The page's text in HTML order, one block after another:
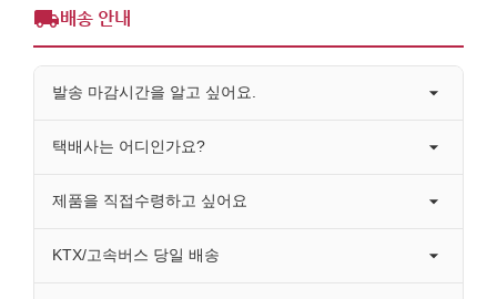
배송 안내
발송 마감시간을 알고 싶어요.
택배사는 어디인가요?
제품을 직접수령하고 싶어요
KTX/고속버스 당일 배송